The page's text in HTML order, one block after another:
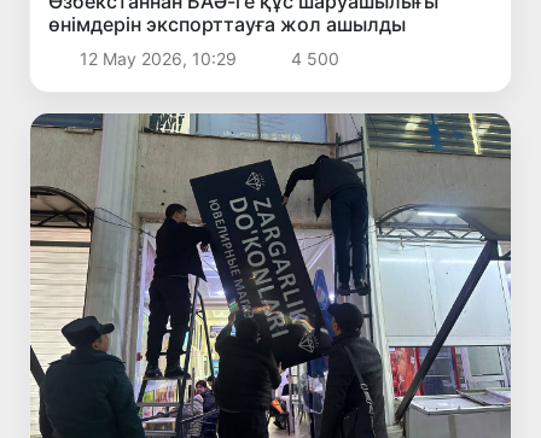
өнімдерін экспорттауға жол ашылды
12 Мау 2026, 10:29 4 500